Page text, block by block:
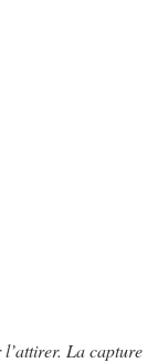
l’attirer. La capture